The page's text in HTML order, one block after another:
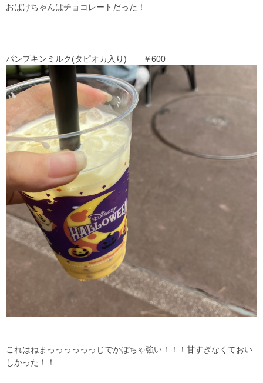
おばけちゃんはチョコレートだった！
パンプキンミルク(タピオカ入り) ￥600
これはねまっっっっっっじでかぼちゃ強い！！！甘すぎなくておい
しかった！！